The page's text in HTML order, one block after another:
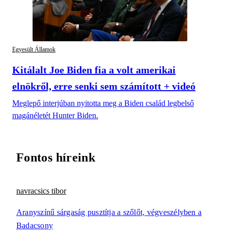
Egyesült Államok
Kitálalt Joe Biden fia a volt amerikai
elnökről, erre senki sem számított + videó
Meglepő interjúban nyitotta meg a Biden család legbelső
magánéletét Hunter Biden.
Fontos híreink
navracsics tibor
Aranyszínű sárgaság pusztítja a szőlőt, végveszélyben a
Badacsony